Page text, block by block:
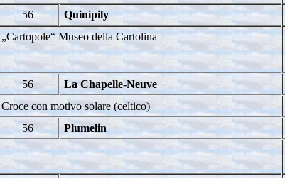
56 Quinipily
„Cartopole“ Museo della Cartolina
56 La Chapelle-Neuve
Croce con motivo solare (celtico)
56 Plumelin